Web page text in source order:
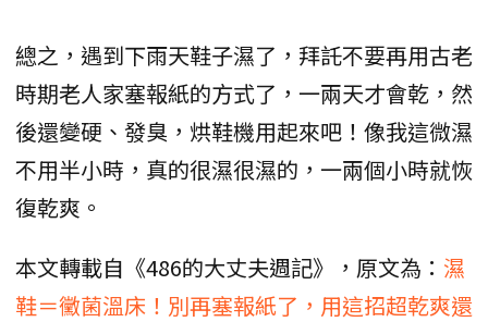
總之，遇到下雨天鞋子濕了，拜託不要再用古老
時期老人家塞報紙的方式了，一兩天才會乾，然
後還變硬、發臭，烘鞋機用起來吧！像我這微濕
不用半小時，真的很濕很濕的，一兩個小時就恢
復乾爽。
本文轉載自《486的大丈夫週記》，原文為： 濕
鞋＝黴菌溫床！別再塞報紙了，用這招超乾爽還